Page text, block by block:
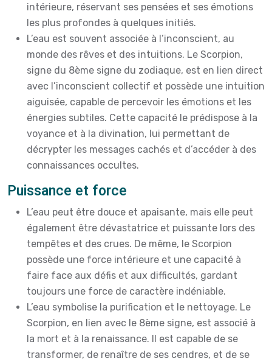
intérieure, réservant ses pensées et ses émotions
les plus profondes à quelques initiés.
L’eau est souvent associée à l’inconscient, au
monde des rêves et des intuitions. Le Scorpion,
signe du 8ème signe du zodiaque, est en lien direct
avec l’inconscient collectif et possède une intuition
aiguisée, capable de percevoir les émotions et les
énergies subtiles. Cette capacité le prédispose à la
voyance et à la divination, lui permettant de
décrypter les messages cachés et d’accéder à des
connaissances occultes.
Puissance et force
L’eau peut être douce et apaisante, mais elle peut
également être dévastatrice et puissante lors des
tempêtes et des crues. De même, le Scorpion
possède une force intérieure et une capacité à
faire face aux défis et aux difficultés, gardant
toujours une force de caractère indéniable.
L’eau symbolise la purification et le nettoyage. Le
Scorpion, en lien avec le 8ème signe, est associé à
la mort et à la renaissance. Il est capable de se
transformer, de renaître de ses cendres, et de se